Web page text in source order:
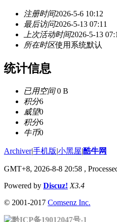
注册时间2026-5-6 10:12
最后访问2026-5-13 07:11
上次活动时间2026-5-13
所在时区使用系统默认
统计信息
已用空间0 B
积分6
威望0
积分6
牛币0
Archiver|手机版|小黑屋|酷牛网
GMT+8, 2026-8-8 20:58 ,
Powered by Discuz! X3.4
© 2001-2017 Comsenz Inc.
黔ICP备19012047号-1